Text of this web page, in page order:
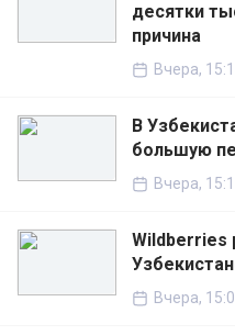
десятки
причина
Вчера,
В
большую
Вчера,
Wildberries
Вчера,